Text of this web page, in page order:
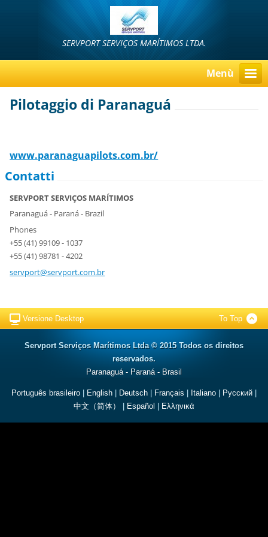
SERVPORT SERVIÇOS MARÍTIMOS LTDA.
Menù
Pilotaggio di Paranaguá
www.paranaguapilots.com.br/
Contatti
SERVPORT SERVIÇOS MARÍTIMOS
Paranaguá - Paraná - Brazil
Phones
+55 (41) 99109 - 1037
+55 (41) 98781 - 4202
servport@servport.com.br
Versione Desktop To Top
Servport Serviços Marítimos Ltda © 2015 Todos os direitos
reservados.
Paranaguá - Paraná - Brasil
Português brasileiro | English | Deutsch | Français | Italiano | Русский |
中文（简体）
| Español | Ελληνικά